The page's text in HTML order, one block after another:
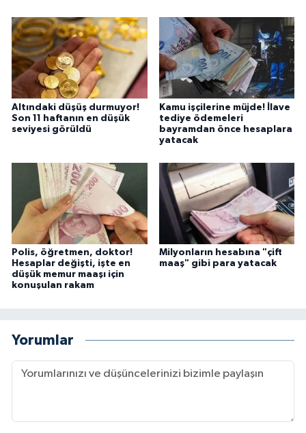
Altındaki düşüş durmuyor!
Son 11 haftanın en düşük
seviyesi görüldü
Kamu işçilerine müjde! İlave
tediye ödemeleri
bayramdan önce hesaplara
yatacak
Polis, öğretmen, doktor!
Hesaplar değişti, işte en
düşük memur maaşı için
konuşulan rakam
Milyonların hesabına "çift
maaş" gibi para yatacak
Yorumlar